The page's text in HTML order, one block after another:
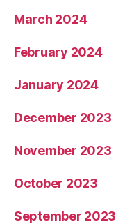
March 2024
February 2024
January 2024
December 2023
November 2023
October 2023
September 2023